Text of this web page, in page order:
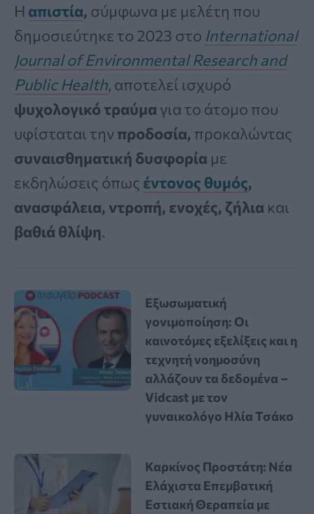
Η απιστία, σύμφωνα με μελέτη που
δημοσιεύτηκε το 2023 στο International
Journal of Environmental Research and
Public Health, αποτελεί ισχυρό
ψυχολογικό τραύμα για το άτομο που
υφίσταται την προδοσία, προκαλώντας
συναισθηματική δυσφορία με
εκδηλώσεις όπως έντονος θυμός,
ανασφάλεια, ντροπή, ενοχές, ζήλια και
βαθιά θλίψη.
Εξωσωματική
γονιμοποίηση: Οι
καινοτόμες εξελίξεις και η
τεχνητή νοημοσύνη
αλλάζουν τα δεδομένα –
Vidcast με τον
γυναικολόγο Ηλία Τσάκο
Καρκίνος Προστάτη: Νέα
Ελάχιστα Επεμβατική
Εστιακή Θεραπεία με